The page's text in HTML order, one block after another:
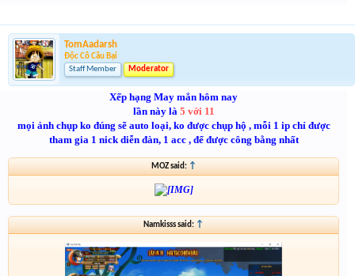
TomAadarsh
Độc Cô Cầu Bại
Staff Member
Moderator
Xếp hạng May mắn hôm nay
lần này là5 với 11
mọi ảnh chụp ko đúng sẽ auto loại, ko được chụp hộ , mỗi 1 ip chỉ được
tham gia 1 nick diễn đàn, 1 acc , để được công bằng nhất
MOZ said: ↑
Namkisss said: ↑